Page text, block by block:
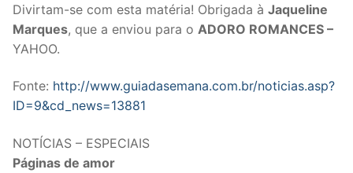
Divirtam-se com esta matéria! Obrigada à Jaqueline
Marques, que a enviou para o ADORO ROMANCES –
YAHOO.
Fonte: http://www.guiadasemana.com.br/noticias.asp?
ID=9&cd_news=13881
NOTÍCIAS – ESPECIAIS
Páginas de amor